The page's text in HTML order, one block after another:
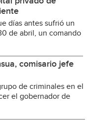
días antes sufrió un
de abril, un comando
comisario jefe
de criminales en el
el gobernador de